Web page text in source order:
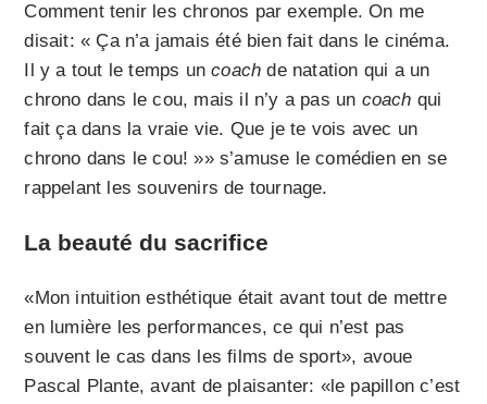
Comment tenir les chronos par exemple. On me
disait: « Ça n’a jamais été bien fait dans le cinéma.
Il y a tout le temps uncoach de natation qui a un
chrono dans le cou, mais il n’y a pas un coach qui
fait ça dans la vraie vie. Que je te vois avec un
chrono dans le cou! »» s’amuse le comédien en se
rappelant les souvenirs de tournage.
La beauté du sacrifice
«Mon intuition esthétique était avant tout de mettre
en lumière les performances, ce qui n’est pas
souvent le cas dans les films de sport», avoue
Pascal Plante, avant de plaisanter: «le papillon c’est